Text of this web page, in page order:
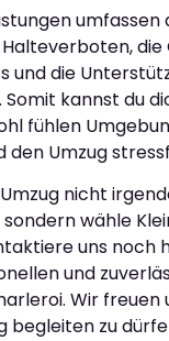
umfassen
die
und die
kannst du
fühlen
den Umzug
nicht
wähle
uns noch
und
Wir freuen
begleiten zu